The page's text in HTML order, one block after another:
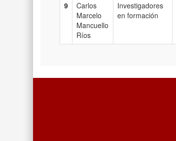
9
Carlos
Marcelo
Mancuello
Ríos
Investigadores
en formación